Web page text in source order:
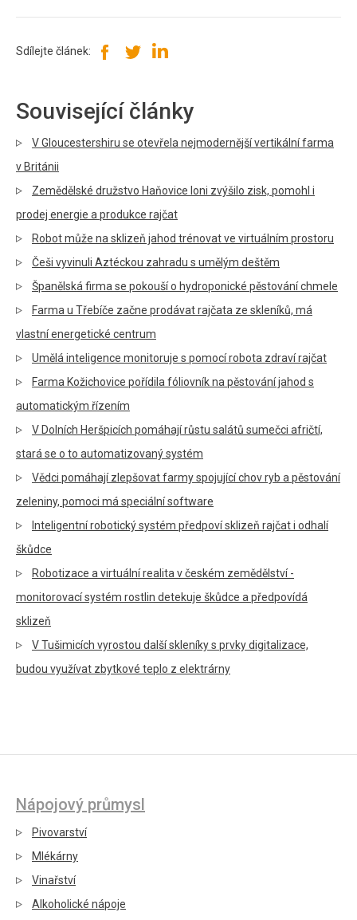
Sdílejte článek:
Související články
V Gloucestershiru se otevřela nejmodernější vertikální farma
v Británii
Zemědělské družstvo Haňovice loni zvýšilo zisk, pomohl i
prodej energie a produkce rajčat
Robot může na sklizeň jahod trénovat ve virtuálním prostoru
Češi vyvinuli Aztéckou zahradu s umělým deštěm
Španělská firma se pokouší o hydroponické pěstování chmele
Farma u Třebíče začne prodávat rajčata ze skleníků, má
vlastní energetické centrum
Umělá inteligence monitoruje s pomocí robota zdraví rajčat
Farma Kožichovice pořídila fóliovník na pěstování jahod s
automatickým řízením
V Dolních Heršpicích pomáhají růstu salátů sumečci afričtí,
stará se o to automatizovaný systém
Vědci pomáhají zlepšovat farmy spojující chov ryb a pěstování
zeleniny, pomoci má speciální software
Inteligentní robotický systém předpoví sklizeň rajčat i odhalí
škůdce
Robotizace a virtuální realita v českém zemědělství -
monitorovací systém rostlin detekuje škůdce a předpovídá
sklizeň
V Tušimicích vyrostou další skleníky s prvky digitalizace,
budou využívat zbytkové teplo z elektrárny
Nápojový průmysl
Pivovarství
Mlékárny
Vinařství
Alkoholické nápoje